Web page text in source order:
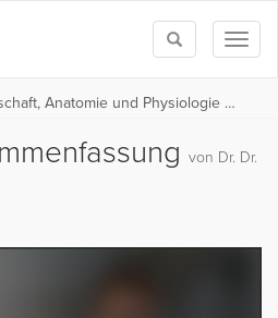
Toggle
search
Basiswissen Naturwissenschaft, Anatomie und Physiologie (BW Medizin Teil 1)
von Dr. Dr.